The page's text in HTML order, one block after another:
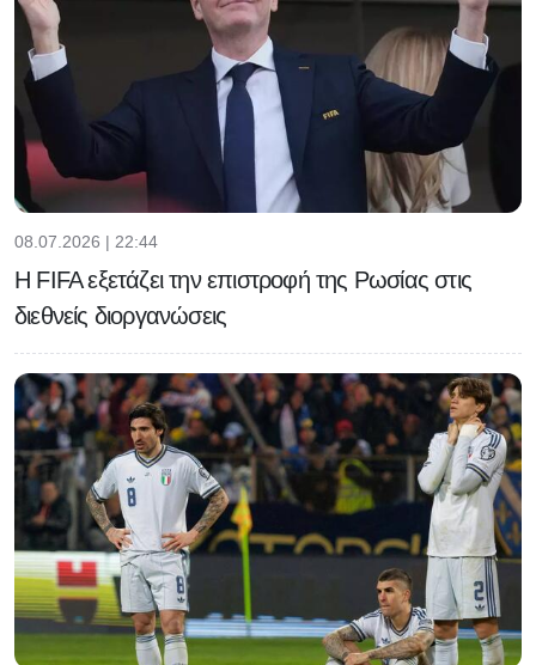
08.07.2026 | 22:44
Η FIFA εξετάζει την επιστροφή της Ρωσίας στις
διεθνείς διοργανώσεις